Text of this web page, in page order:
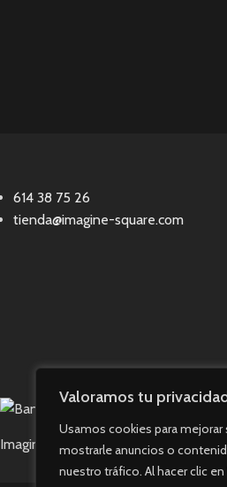
Valoramos tu
Usamos cookies para mejorar
mostrarle anuncios o
nuestro tráfico. Al hacer clic
614 38 75 26
tienda@imagine-square.com
Imagine Square © 2023. Todos los